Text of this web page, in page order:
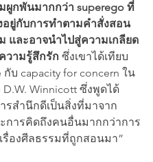
ผูกพันมากกว่า superego ที่
อยู่กับการทำตามคำสั่งสอน
และอาจนำไปสู่ความเกลียด
วามรู้สึกรัก ซึ่งเขาได้เทียบ
กับ capacity for concern ใน
Winnicott ซึ่งพูดได้
รสำนึกดีเป็นสิ่งที่มาจาก
การคิดถึงคนอื่นมากกว่าการ
รื่องศีลธรรมที่ถูกสอนมา”